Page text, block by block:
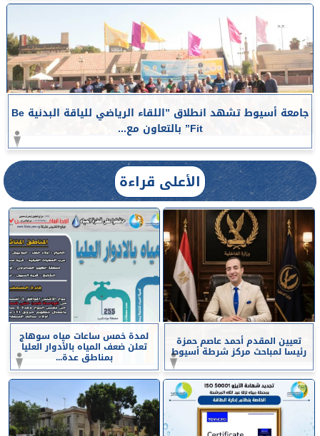
جامعة أسيوط تشهد انطلاق ”اللقاء الرياضي للياقة البدنية Be
Fit” بالتعاون مع...
الأعلى قراءة
تعيين المقدم أحمد عاصم حمزة
رئيسا لمباحث مركز شرطة أسيوط
لمدة خمس ساعات مياه سوهاج
تعلن ضعف المياه بالأدوار العليا
بمناطق عدة...